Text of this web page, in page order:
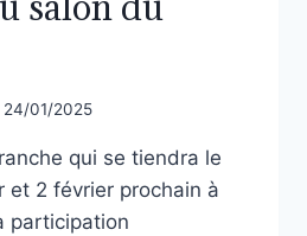
24/01/2025
qui se tiendra le
et 2 février prochain à
participation